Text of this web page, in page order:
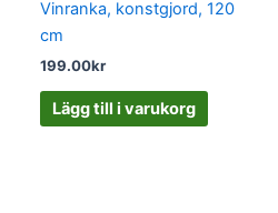
Vinranka, konstgjord, 120
cm
199.00kr
Lägg till i varukorg